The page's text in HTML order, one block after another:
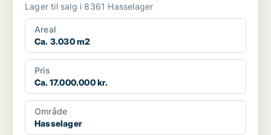
Lager til salg i 8361 Hasselager
Areal
Ca. 3.030 m2
Pris
Ca. 17.000.000 kr.
Område
Hasselager